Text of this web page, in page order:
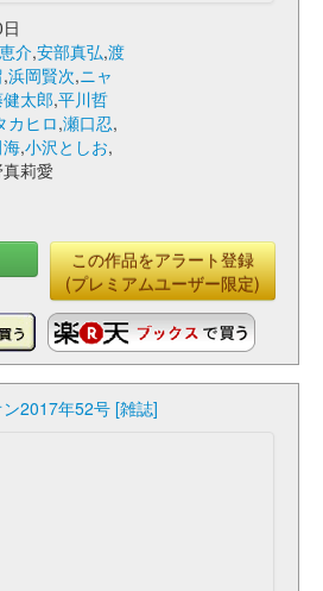
介,安部真弘,渡
,浜岡賢次,ニャ
太郎,平川哲
カヒロ,瀬口忍,
,小沢としお,
莉愛
この作品をアラート登録
(プレミアムユーザー限定)
2017年52号 [雑誌]